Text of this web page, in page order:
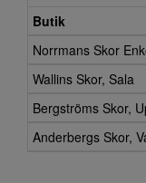
Butik
Norrmans Skor
Wallins Skor, Sala
Bergströms Skor,
Anderbergs Skor,